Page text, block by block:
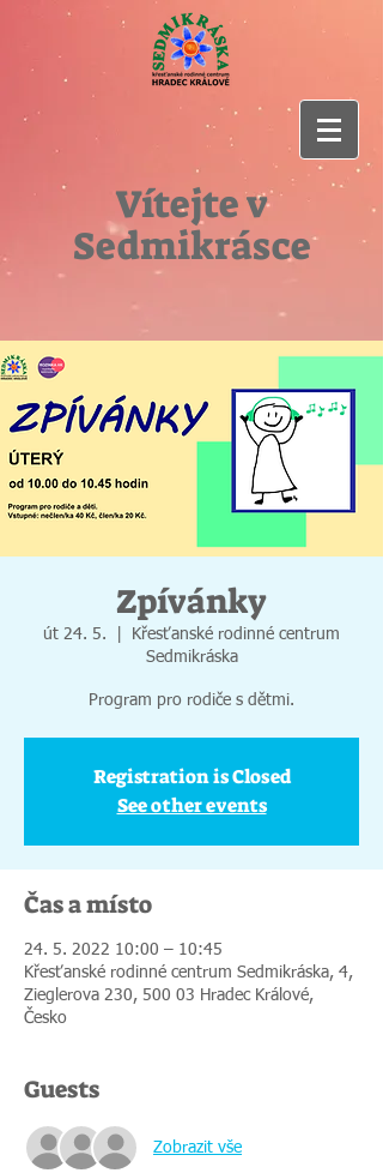
Vítejte v
Sedmikrásce
Zpívánky
út 24. 5.
Křesťanské rodinné centrum
Sedmikráska
Program pro rodiče s dětmi.
Registration is Closed
See other events
Čas a místo
24. 5. 2022 10:00 – 10:45
Křesťanské rodinné centrum Sedmikráska, 4,
Zieglerova 230, 500 03 Hradec Králové,
Česko
Guests
Zobrazit vše